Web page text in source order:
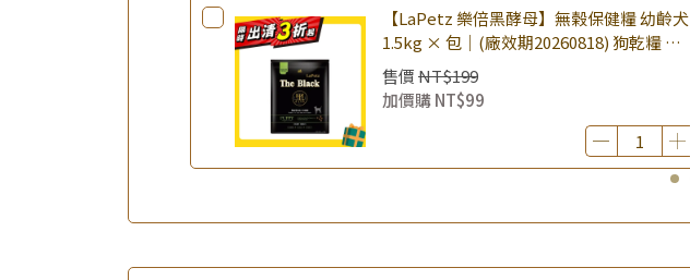
【LaPetz 樂倍黑酵母】無榖保健糧 幼齡犬
1.5kg × 包｜(廠效期20260818) 狗乾糧 狗
飼料 幼犬飼料 無穀配方｜即期品
售價NT$199
加價購NT$99